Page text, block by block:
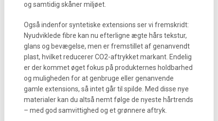
og samtidig skåner miljøet.
Også indenfor syntetiske extensions ser vi fremskridt:
Nyudviklede fibre kan nu efterligne ægte hårs tekstur,
glans og bevægelse, men er fremstillet af genanvendt
plast, hvilket reducerer CO2-aftrykket markant. Endelig
er der kommet øget fokus på produkternes holdbarhed
og muligheden for at genbruge eller genanvende
gamle extensions, så intet går til spilde. Med disse nye
materialer kan du altså nemt følge de nyeste hårtrends
– med god samvittighed og et grønnere aftryk.